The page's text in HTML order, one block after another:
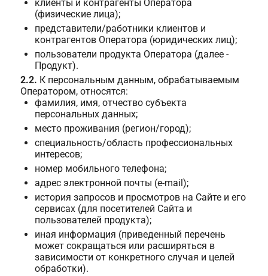
клиенты и контрагенты Оператора
(физические лица);
представители/работники клиентов и
контрагентов Оператора (юридических лиц);
пользователи продукта Оператора (далее -
Продукт).
2.2. К персональным данным, обрабатываемым
Оператором, относятся:
фамилия, имя, отчество субъекта
персональных данных;
место проживания (регион/город);
специальность/область профессиональных
интересов;
номер мобильного телефона;
адрес электронной почты (e-mail);
история запросов и просмотров на Сайте и его
сервисах (для посетителей Сайта и
пользователей продукта);
иная информация (приведенный перечень
может сокращаться или расширяться в
зависимости от конкретного случая и целей
обработки).